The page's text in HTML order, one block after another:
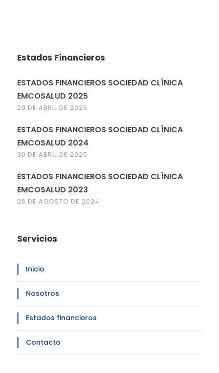
Estados Financieros
ESTADOS FINANCIEROS SOCIEDAD CLÍNICA
EMCOSALUD 2025
29 DE ABRIL DE 2026
ESTADOS FINANCIEROS SOCIEDAD CLÍNICA
EMCOSALUD 2024
30 DE ABRIL DE 2025
ESTADOS FINANCIEROS SOCIEDAD CLÍNICA
EMCOSALUD 2023
26 DE AGOSTO DE 2024
Servicios
Inicio
Nosotros
Estados financieros
Contacto